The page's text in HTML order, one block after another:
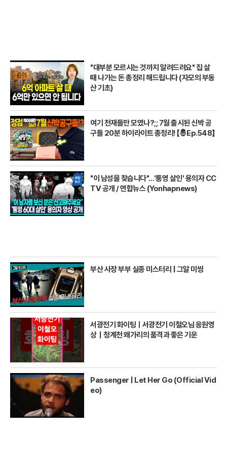
"대부분 모르시는 것까지 알려드려요" 집 살
때 나가는 돈 총정리 해드립니다 (자모의 부동
산 기초)
여기 천재들만 모였나?;; 7월 출시된 신박 공
구들 20분 하이라이트 총정리! 【🤴Ep.548】
"이 남성을 찾습니다"…'통영 살인' 용의자 CC
TV 공개 / 연합뉴스 (Yonhapnews)
부산 사장 부부 실종 미스터리 | 그알 미씽
서광전기 화이팅ㅣ서광전기 이철오님 응원영
상｜청계천 왜가리의 품격과 좋은 기운
Passenger | Let Her Go (Official Vid
eo)